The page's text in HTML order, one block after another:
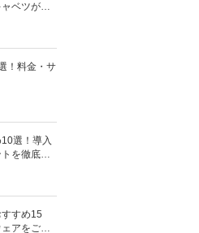
ベツがほ
！料金・サ
選！導入
を徹底解
すめ15
アをご紹